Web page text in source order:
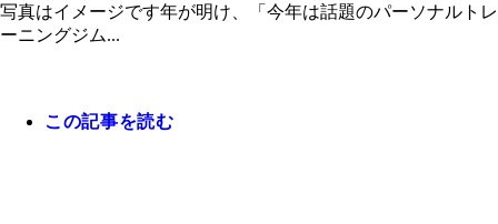
写真はイメージです年が明け、「今年は話題のパーソナルトレ
ーニングジム...
この記事を読む